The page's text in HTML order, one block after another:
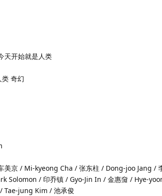
天开始就是人类
奇幻
美京 / Mi-kyeong Cha / 张东柱 / Dong-joo Jang /
Solomon / 印乔镇 / Gyo-Jin In / 金惠奫 / Hye-
Tae-jung Kim / 池承俊